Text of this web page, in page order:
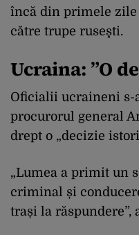
încă din primele
către trupe ruseşti.
Ucraina: ”O
Oficialii ucraineni s-
procurorul general
drept o „decizie
„Lumea a primit un
criminal și
trași la răspundere”,